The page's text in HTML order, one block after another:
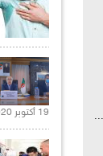
19 أكتوبر 2020 |